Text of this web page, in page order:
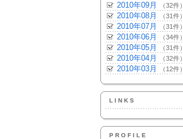
2010年09月 （32件）
2010年08月 （31件）
2010年07月 （31件）
2010年06月 （34件）
2010年05月 （31件）
2010年04月 （32件）
2010年03月 （12件）
LINKS
PROFILE